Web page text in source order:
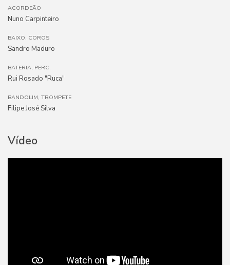
ACORDEÃO
Nuno Carpinteiro
BAIXO, COROS
Sandro Maduro
BATERIA, PERC.
Rui Rosado "Ruca"
BANDOLIM, TROMPETE
Filipe José Silva
Vídeo